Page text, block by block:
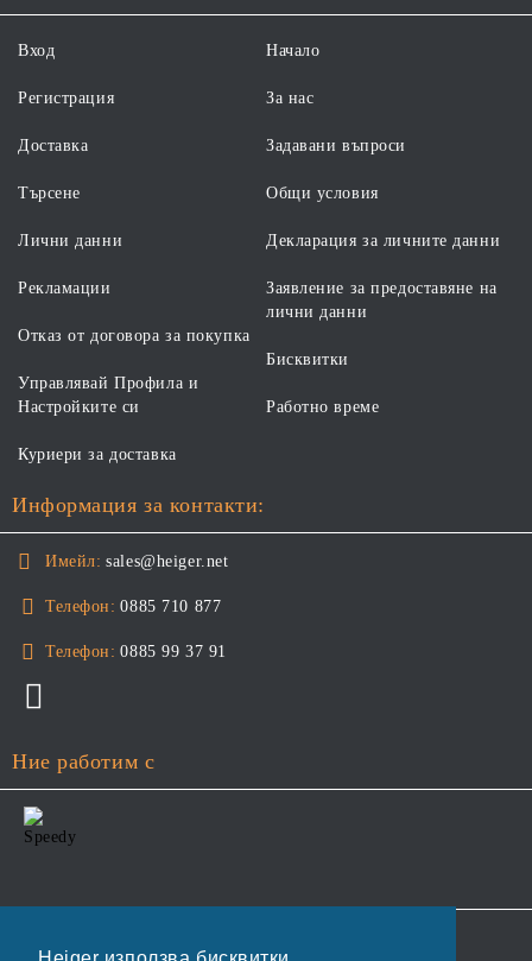
Вход
Регистрация
Доставка
Търсене
Начало
За нас
Задавани въпроси
Общи условия
Лични данни
Рекламации
Отказ от договора за покупка
Управлявай Профила и
Настройките си
Декларация за личните данни
Заявление за предоставяне на
лични данни
Бисквитки
Работно време
Куриери за доставка
Информация за контакти:
Имейл: sales@heiger.net
Телефон: 0885 710 877
Телефон: 0885 99 37 91
Ние работим с